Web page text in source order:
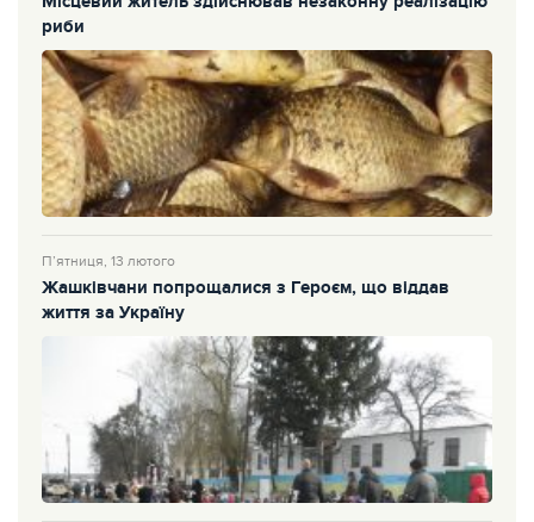
риби
П’ятниця, 13 лютого
Жашківчани попрощалися з Героєм, що віддав
життя за Україну